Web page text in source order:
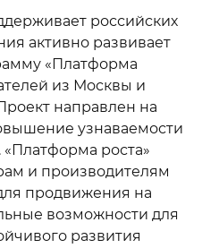
российских
активно развивает
«Платформа
из Москвы и
направлен на
узнаваемости
роста»
и производителям
продвижения на
возможности для
развития